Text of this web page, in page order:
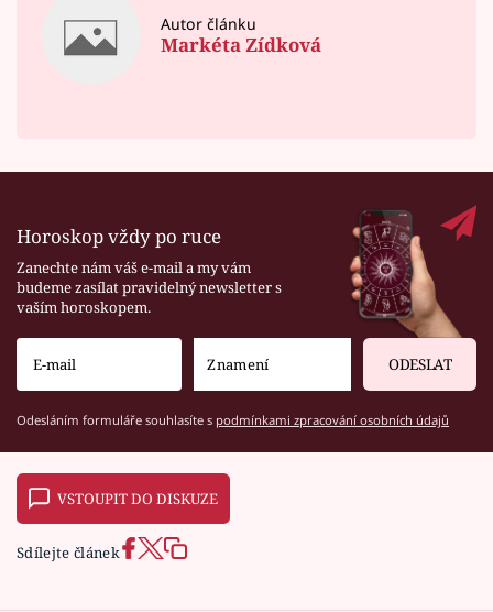
Autor článku
Markéta Zídková
Horoskop vždy po ruce
Zanechte nám váš e-mail a my vám
budeme zasílat pravidelný newsletter s
vaším horoskopem.
ODESLAT
Odesláním formuláře souhlasíte s podmínkami zpracování osobních údajů
VSTOUPIT DO DISKUZE
Sdílejte článek